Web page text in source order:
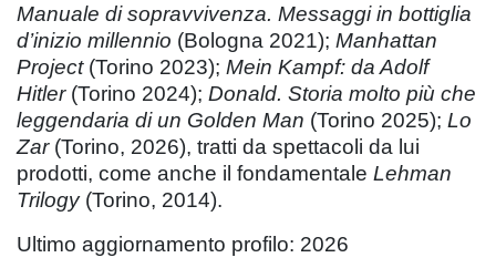
Manuale di sopravvivenza. Messaggi in bottiglia
d’inizio millennio (Bologna 2021); Manhattan
Project(Torino 2023); Mein Kampf: da Adolf
Hitler(Torino 2024); Donald. Storia molto più che
leggendaria di un Golden Man (Torino 2025); Lo
Zar(Torino, 2026), tratti da spettacoli da lui
prodotti, come anche il fondamentale Lehman
Trilogy(Torino, 2014).
Ultimo aggiornamento profilo: 2026